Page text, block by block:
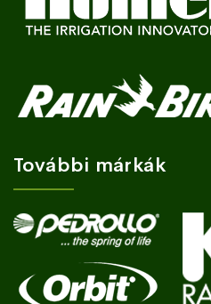
További márkák